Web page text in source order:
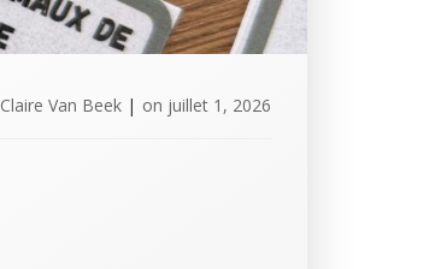
Claire Van Beek | on juillet 1, 2026